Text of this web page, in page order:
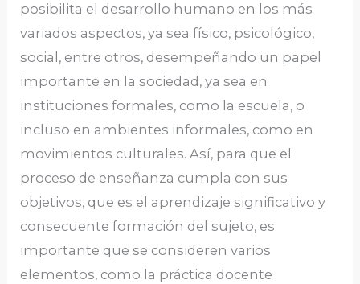
posibilita el desarrollo humano en los más
variados aspectos, ya sea físico, psicológico,
social, entre otros, desempeñando un papel
importante en la sociedad, ya sea en
instituciones formales, como la escuela, o
incluso en ambientes informales, como en
movimientos culturales. Así, para que el
proceso de enseñanza cumpla con sus
objetivos, que es el aprendizaje significativo y
consecuente formación del sujeto, es
importante que se consideren varios
elementos, como la práctica docente